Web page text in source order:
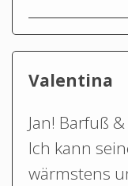
Valentina
Jan! Barfuß
Ich kann
wärmstens